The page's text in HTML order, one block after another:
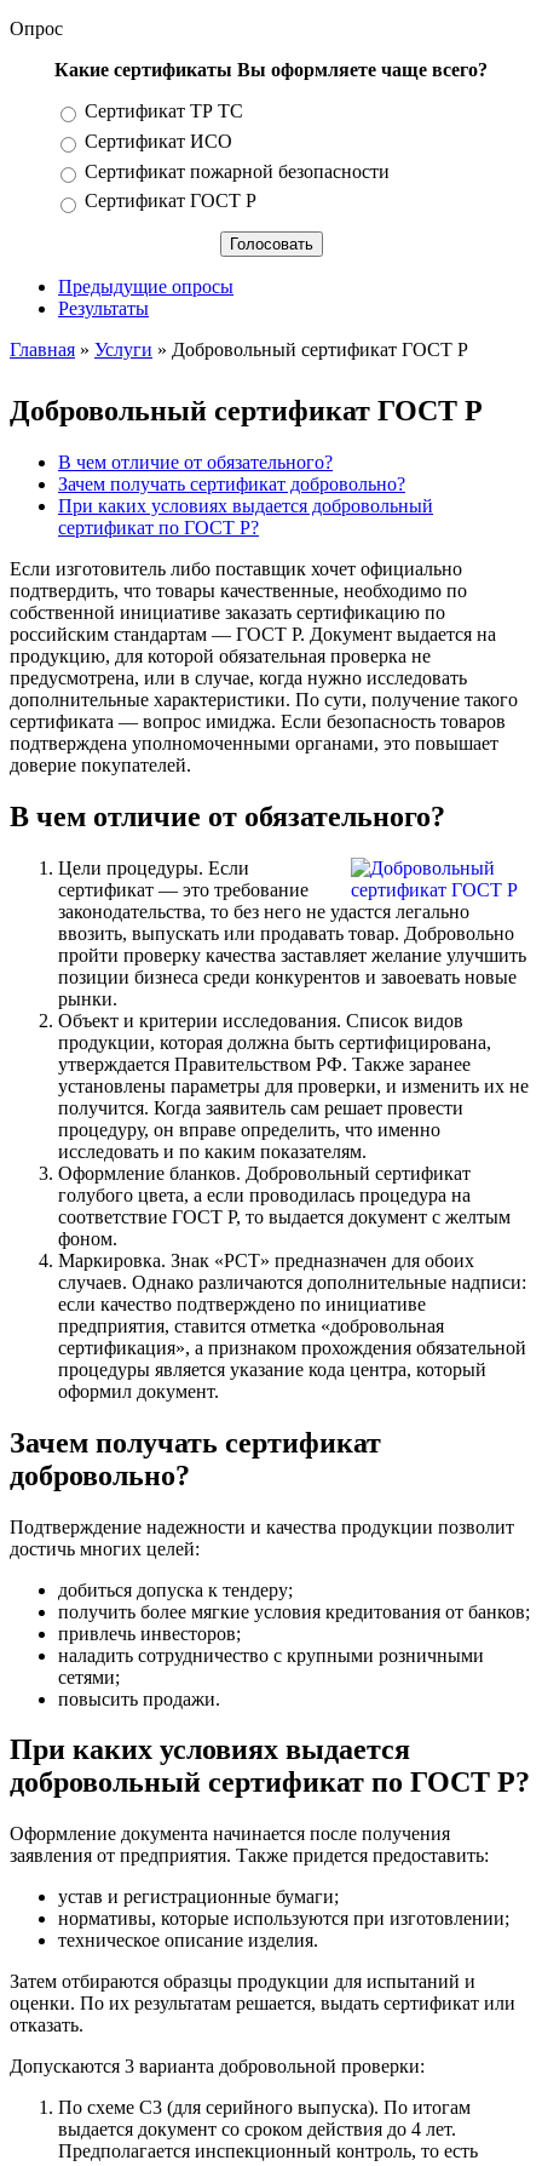
Опрос
Какие сертификаты Вы оформляете чаще всего?
Варианты
Сертификат ТР ТС
Сертификат ИСО
Сертификат пожарной безопасности
Сертификат ГОСТ Р
Предыдущие опросы
Результаты
Главная » Услуги » Добровольный сертификат ГОСТ Р
Добровольный сертификат ГОСТ Р
В чем отличие от обязательного?
Зачем получать сертификат добровольно?
При каких условиях выдается добровольный
сертификат по ГОСТ Р?
Если изготовитель либо поставщик хочет официально
подтвердить, что товары качественные, необходимо по
собственной инициативе заказать сертификацию по
российским стандартам — ГОСТ Р. Документ выдается на
продукцию, для которой обязательная проверка не
предусмотрена, или в случае, когда нужно исследовать
дополнительные характеристики. По сути, получение такого
сертификата — вопрос имиджа. Если безопасность товаров
подтверждена уполномоченными органами, это повышает
доверие покупателей.
В чем отличие от обязательного?
Цели процедуры. Если
сертификат — это требование
законодательства, то без него не удастся легально
ввозить, выпускать или продавать товар. Добровольно
пройти проверку качества заставляет желание улучшить
позиции бизнеса среди конкурентов и завоевать новые
рынки.
Объект и критерии исследования. Список видов
продукции, которая должна быть сертифицирована,
утверждается Правительством РФ. Также заранее
установлены параметры для проверки, и изменить их не
получится. Когда заявитель сам решает провести
процедуру, он вправе определить, что именно
исследовать и по каким показателям.
Оформление бланков. Добровольный сертификат
голубого цвета, а если проводилась процедура на
соответствие ГОСТ Р, то выдается документ с желтым
фоном.
Маркировка. Знак «РСТ» предназначен для обоих
случаев. Однако различаются дополнительные надписи:
если качество подтверждено по инициативе
предприятия, ставится отметка «добровольная
сертификация», а признаком прохождения обязательной
процедуры является указание кода центра, который
оформил документ.
Зачем получать сертификат
добровольно?
Подтверждение надежности и качества продукции позволит
достичь многих целей:
добиться допуска к тендеру;
получить более мягкие условия кредитования от банков;
привлечь инвесторов;
наладить сотрудничество с крупными розничными
сетями;
повысить продажи.
При каких условиях выдается
добровольный сертификат по ГОСТ Р?
Оформление документа начинается после получения
заявления от предприятия. Также придется предоставить:
устав и регистрационные бумаги;
нормативы, которые используются при изготовлении;
техническое описание изделия.
Затем отбираются образцы продукции для испытаний и
оценки. По их результатам решается, выдать сертификат или
отказать.
Допускаются 3 варианта добровольной проверки:
По схеме С3 (для серийного выпуска). По итогам
выдается документ со сроком действия до 4 лет.
Предполагается инспекционный контроль, то есть